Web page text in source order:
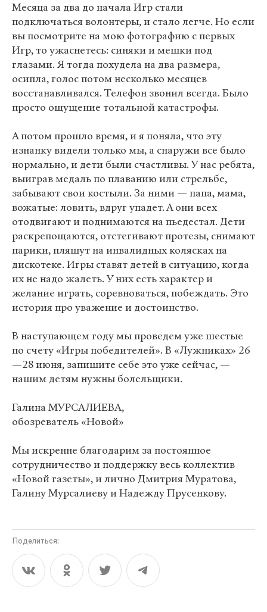
Месяца за два до начала Игр стали
подключаться волонтеры, и стало легче. Но если
вы посмотрите на мою фотографию с первых
Игр, то ужаснетесь: синяки и мешки под
глазами. Я тогда похудела на два размера,
осипла, голос потом несколько месяцев
восстанавливался. Телефон звонил всегда. Было
просто ощущение тотальной катастрофы.
А потом прошло время, и я поняла, что эту
изнанку видели только мы, а снаружи все было
нормально, и дети были счастливы. У нас ребята,
выиграв медаль по плаванию или стрельбе,
забывают свои костыли. За ними — папа, мама,
вожатые: ловить, вдруг упадет. А они всех
отодвигают и поднимаются на пьедестал. Дети
раскрепощаются, отстегивают протезы, снимают
парики, пляшут на инвалидных колясках на
дискотеке. Игры ставят детей в ситуацию, когда
их не надо жалеть. У них есть характер и
желание играть, соревноваться, побеждать. Это
история про уважение и достоинство.
В наступающем году мы проведем уже шестые
по счету «Игры победителей». В «Лужниках» 26
—28 июня, запишите себе это уже сейчас, —
нашим детям нужны болельщики.
Галина МУРСАЛИЕВА,
обозреватель «Новой»
Мы искренне благодарим за постоянное
сотрудничество и поддержку весь коллектив
«Новой газеты», и лично Дмитрия Муратова,
Галину Мурсалиеву и Надежду Прусенкову.
Поделиться: